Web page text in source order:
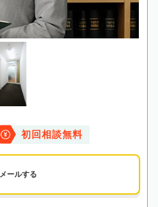
初回相談無料
メールする